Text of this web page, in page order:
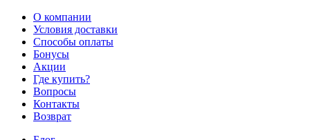
О компании
Условия доставки
Способы оплаты
Бонусы
Акции
Где купить?
Вопросы
Контакты
Возврат